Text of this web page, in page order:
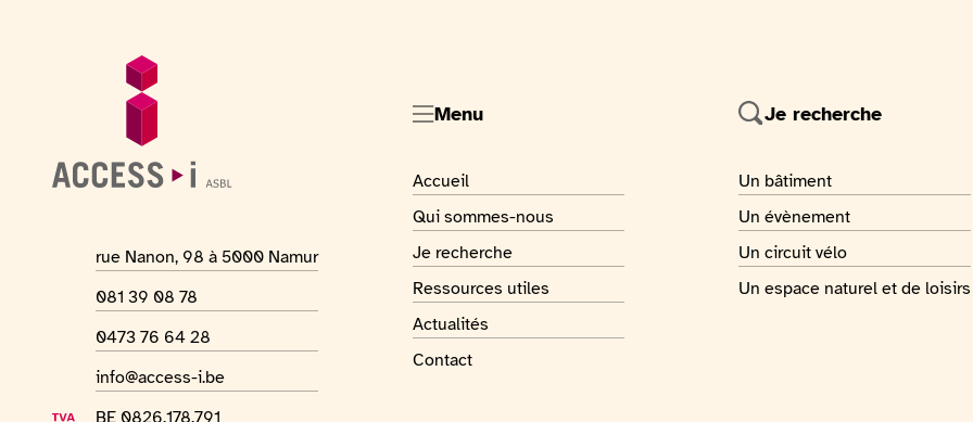
Pied de page
Informations générales
Adresse du lieu
rue Nanon, 98 à 5000 Namur
Numéro de téléphone
081 39 08 78
Numéro Whatsapp
0473 76 64 28
Adresse mail
info@access-i.be
Numéro de TVA
BE 0826.178.791
Menu
Visiter la page
Accueil
Visiter la page
Qui sommes-nous
Visiter la page
Je recherche
Visiter la page
Ressources utiles
Visiter la page
Actualités
Visiter la page
Contact
Je recherche
Je recherche
Un bâtiment
Je recherche
Un évènement
Je recherche
Un circuit vélo
Je recherche
Un espace naturel et de loisirs